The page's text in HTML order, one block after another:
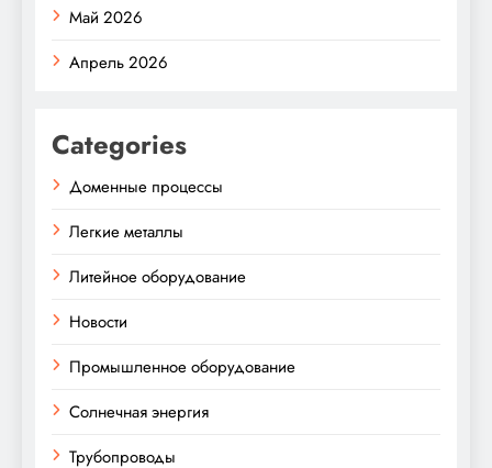
Май 2026
Апрель 2026
Categories
Доменные процессы
Легкие металлы
Литейное оборудование
Новости
Промышленное оборудование
Солнечная энергия
Трубопроводы